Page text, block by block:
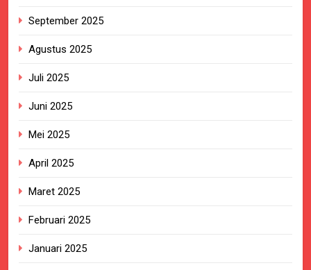
September 2025
Agustus 2025
Juli 2025
Juni 2025
Mei 2025
April 2025
Maret 2025
Februari 2025
Januari 2025